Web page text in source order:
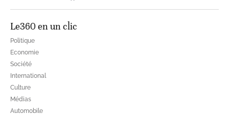
Le360 en un clic
Politique
Economie
Société
International
Culture
Médias
Automobile